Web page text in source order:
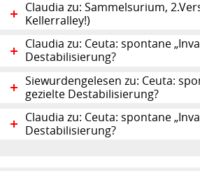
Claudia zu: Sammelsurium,
Kellerralley!)
Claudia zu: Ceuta: spontane
Destabilisierung?
Siewurdengelesen zu: Ceuta:
gezielte Destabilisierung?
Claudia zu: Ceuta: spontane
Destabilisierung?